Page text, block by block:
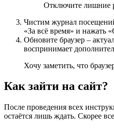
Отключите лишние
Чистим журнал
«За всё время» и нажать
Обновите браузер –
воспринимает
Хочу заметить, что
Как зайти на сайт?
После проведения всех
остаётся лишь ждать. Скорее